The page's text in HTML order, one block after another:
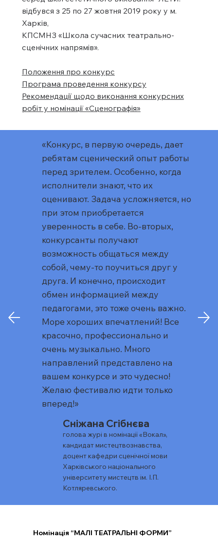
відбувся з 25 по 27 жовтня 2019 року у м.
Харків,
КПСМНЗ «Школа сучасних театрально-
сценічних напрямів».
Положення про конкурс
Програма проведення конкурсу
Рекомендації щодо виконання конкурсних
робіт у номінації «Сценографія»
«Конкурс, в первую очередь, дает
ребятам сценический опыт работы
перед зрителем. Особенно, когда
исполнители знают, что их
оценивают. Задача усложняется, но
при этом приобретается
уверенность в себе. Во-вторых,
конкурсанты получают
возможность общаться между
собой, чему-то поучиться друг у
друга. И конечно, происходит
обмен информацией между
педагогами, это тоже очень важно.
Море хороших впечатлений! Все
красочно, профессионально и
очень музыкально. Много
направлений представлено на
вашем конкурсе и это чудесно!
Желаю фестивалю идти только
вперед!»
Сніжана Сгібнєва
голова журі в номінації «Вокал»,
кандидат мистецтвознавства,
доцент кафедри сценічної мови
Харківського національного
університету мистецтв ім. І.П.
Котляревського.
Номінація “МАЛІ ТЕАТРАЛЬНІ ФОРМИ”